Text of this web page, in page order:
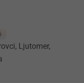
Ljutomer,